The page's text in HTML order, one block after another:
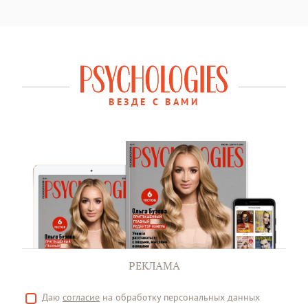
ВЕЗДЕ С ВАМИ
РЕКЛАМА
Даю согласие на обработку персональных данных